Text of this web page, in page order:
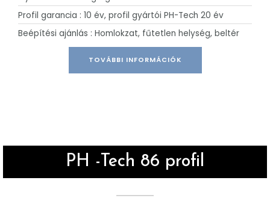
Profil garancia : 10 év, profil gyártói PH-Tech 20 év
Beépítési ajánlás : Homlokzat, fűtetlen helység, beltér
TOVÁBBI INFORMÁCIÓK
PH -Tech 86 profil